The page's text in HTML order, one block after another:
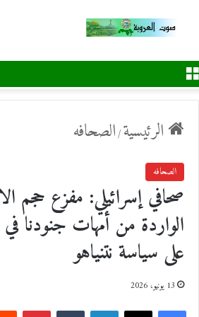
الرئيسية/الصحافه
الصحافه
صحافي إسرائيلي: مفزع حجم
الواردة من أمهات جنودنا
على سياسة نتنياهو
13 يونيو، 2026